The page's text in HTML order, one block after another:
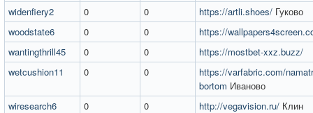
widenfiery2
0 0 https://artli.shoes/ Гуково
woodstate6
0 0
https://
wantingthrill45
0 0
https://mostbet-xxz.buzz/
wetcushion11
0 0
https://varfabric.com/
bortom Иваново
wiresearch6
0 0 http://vegavision.ru/ Клин